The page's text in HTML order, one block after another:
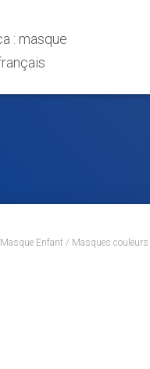
Masque Enfant / Masques couleurs